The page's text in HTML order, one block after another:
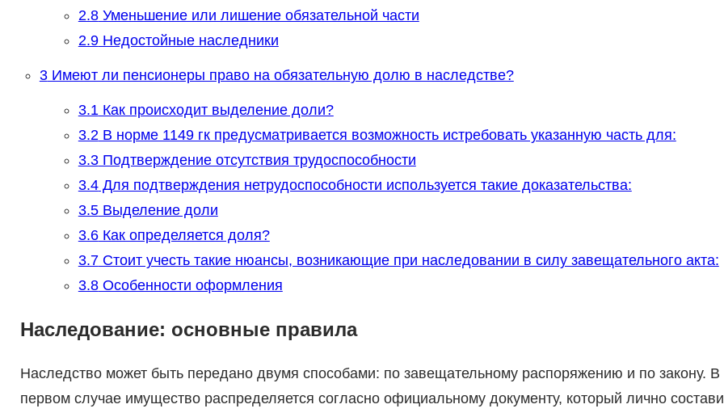
2.8Уменьшение или лишение обязательной части
2.9Недостойные наследники
3Имеют ли пенсионеры право на обязательную долю в наследстве?
3.1Как происходит выделение доли?
3.2В норме 1149 гк предусматривается возможность истребовать указанную часть для:
3.3Подтверждение отсутствия трудоспособности
3.4Для подтверждения нетрудоспособности используется такие доказательства:
3.5Выделение доли
3.6Как определяется доля?
3.7Стоит учесть такие нюансы, возникающие при наследовании в силу завещательного акта:
3.8Особенности оформления
Наследование: основные правила
Наследство может быть передано двумя способами: по завещательному распоряжению и по закону. В
первом случае имущество распределяется согласно официальному документу, который лично